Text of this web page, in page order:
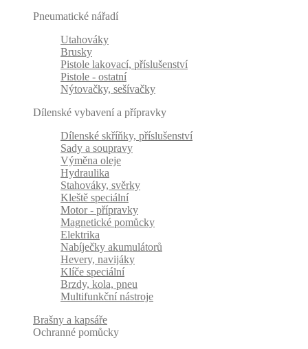
Pneumatické nářadí
Utahováky
Brusky
Pistole lakovací, příslušenství
Pistole - ostatní
Nýtovačky, sešívačky
Dílenské vybavení a přípravky
Dílenské skříňky, příslušenství
Sady a soupravy
Výměna oleje
Hydraulika
Stahováky, svěrky
Kleště speciální
Motor - přípravky
Magnetické pomůcky
Elektrika
Nabíječky akumulátorů
Hevery, navijáky
Klíče speciální
Brzdy, kola, pneu
Multifunkční nástroje
Brašny a kapsáře
Ochranné pomůcky